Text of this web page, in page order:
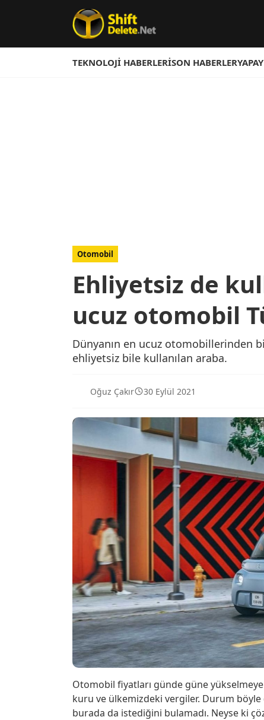
TEKNOLOJI HABERLERISON HABERLER
Otomobil
Ehliyetsiz de
ucuz otomobil
Dünyanın en ucuz otomobillerinden
ehliyetsiz bile kullanılan araba.
Oğuz Çakır 30 Eylül 2021
Otomobil fiyatları günde güne
kuru ve ülkemizdeki vergiler. Durum böyle
burada da istediğini bulamadı. Neyse ki